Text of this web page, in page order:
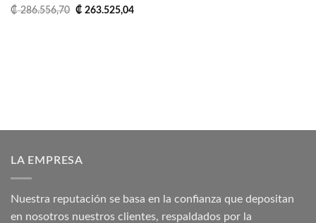
₡286.556,70 El
precio
₡ 263.525,04El
precio
LA EMPRESA
Nuestra reputación se basa en la confianza que depositan
en nosotros nuestros clientes, respaldados por la